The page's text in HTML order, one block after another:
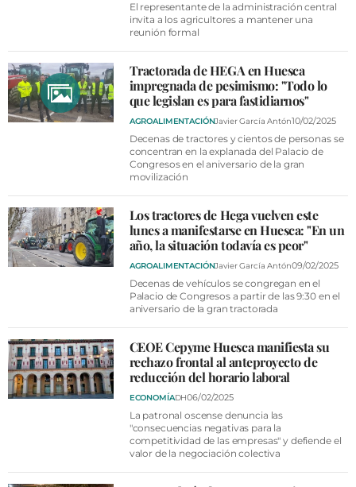
El representante de la administración central
invita a los agricultores a mantener una
reunión formal
Tractorada de HEGA en Huesca
impregnada de pesimismo: "Todo lo
que legislan es para fastidiarnos"
AGROALIMENTACIÓNJavier García Antón10/02/2025
Decenas de tractores y cientos de personas se
concentran en la explanada del Palacio de
Congresos en el aniversario de la gran
movilización
Los tractores de Hega vuelven este
lunes a manifestarse en Huesca: "En un
año, la situación todavía es peor"
AGROALIMENTACIÓNJavier García Antón09/02/2025
Decenas de vehículos se congregan en el
Palacio de Congresos a partir de las 9:30 en el
aniversario de la gran tractorada
CEOE Cepyme Huesca manifiesta su
rechazo frontal al anteproyecto de
reducción del horario laboral
ECONOMÍADH06/02/2025
La patronal oscense denuncia las
"consecuencias negativas para la
competitividad de las empresas" y defiende el
valor de la negociación colectiva